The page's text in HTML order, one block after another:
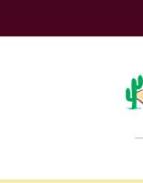
para